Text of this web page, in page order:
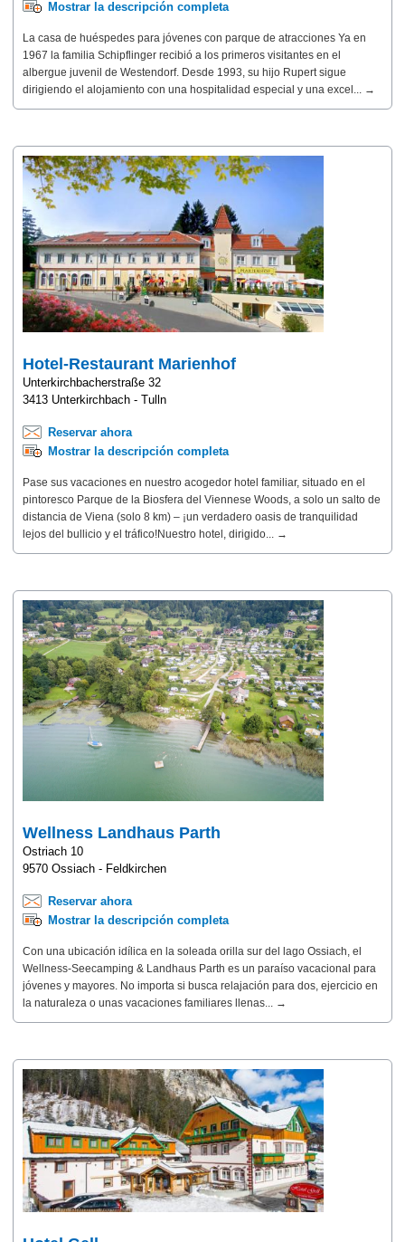
Mostrar la descripción completa
La casa de huéspedes para jóvenes con parque de atracciones Ya en
1967 la familia Schipflinger recibió a los primeros visitantes en el
albergue juvenil de Westendorf. Desde 1993, su hijo Rupert sigue
dirigiendo el alojamiento con una hospitalidad especial y una excel... →
Hotel-Restaurant Marienhof
Unterkirchbacherstraße 32
3413 Unterkirchbach - Tulln
Reservar ahora
Mostrar la descripción completa
Pase sus vacaciones en nuestro acogedor hotel familiar, situado en el
pintoresco Parque de la Biosfera del Viennese Woods, a solo un salto de
distancia de Viena (solo 8 km) – ¡un verdadero oasis de tranquilidad
lejos del bullicio y el tráfico!Nuestro hotel, dirigido... →
Wellness Landhaus Parth
Ostriach 10
9570 Ossiach - Feldkirchen
Reservar ahora
Mostrar la descripción completa
Con una ubicación idílica en la soleada orilla sur del lago Ossiach, el
Wellness-Seecamping & Landhaus Parth es un paraíso vacacional para
jóvenes y mayores. No importa si busca relajación para dos, ejercicio en
la naturaleza o unas vacaciones familiares llenas... →